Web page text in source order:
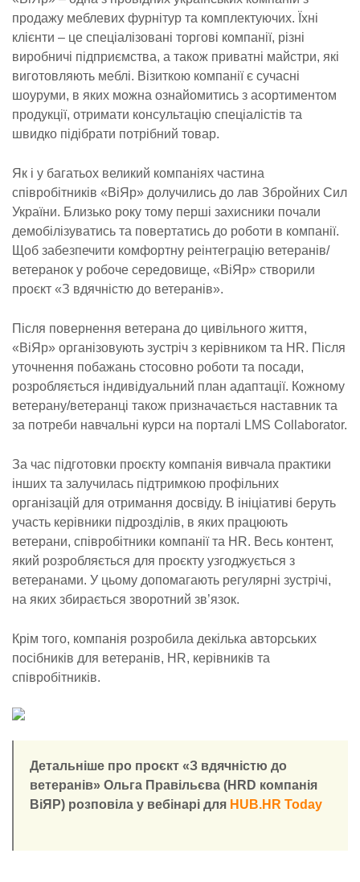
продажу меблевих фурнітур та комплектуючих. Їхні
клієнти – це спеціалізовані торгові компанії, різні
виробничі підприємства, а також приватні майстри, які
виготовляють меблі. Візиткою компанії є сучасні
шоуруми, в яких можна ознайомитись з асортиментом
продукції, отримати консультацію спеціалістів та
швидко підібрати потрібний товар.
Як і у багатьох великий компаніях частина
співробітників «ВіЯр» долучились до лав Збройних Сил
України. Близько року тому перші захисники почали
демобілізуватись та повертатись до роботи в компанії.
Щоб забезпечити комфортну реінтеграцію ветеранів/
ветеранок у робоче середовище, «ВіЯр» створили
проєкт «З вдячністю до ветеранів».
Після повернення ветерана до цивільного життя,
«ВіЯр» організовують зустріч з керівником та HR. Після
уточнення побажань стосовно роботи та посади,
розробляється індивідуальний план адаптації. Кожному
ветерану/ветеранці також призначається наставник та
за потреби навчальні курси на порталі LMS Collaborator.
За час підготовки проєкту компанія вивчала практики
інших та залучилась підтримкою профільних
організацій для отримання досвіду. В ініціативі беруть
участь керівники підрозділів, в яких працюють
ветерани, співробітники компанії та HR. Весь контент,
який розробляється для проєкту узгоджується з
ветеранами. У цьому допомагають регулярні зустрічі,
на яких збирається зворотний зв’язок.
Крім того, компанія розробила декілька авторських
посібників для ветеранів, HR, керівників та
співробітників.
Детальніше про проєкт «З вдячністю до
ветеранів» Ольга Правільєва (HRD компанія
ВіЯР) розповіла у вебінарі для HUB.HR Today